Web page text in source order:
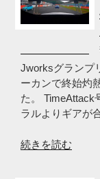
ル
コ
ン
ト
ロ
フ
ィ
乙
Jworksグランプ
ーカンで終始灼
た。 TimeAttack
ラルよりギアが
“Jworks
続きを読む